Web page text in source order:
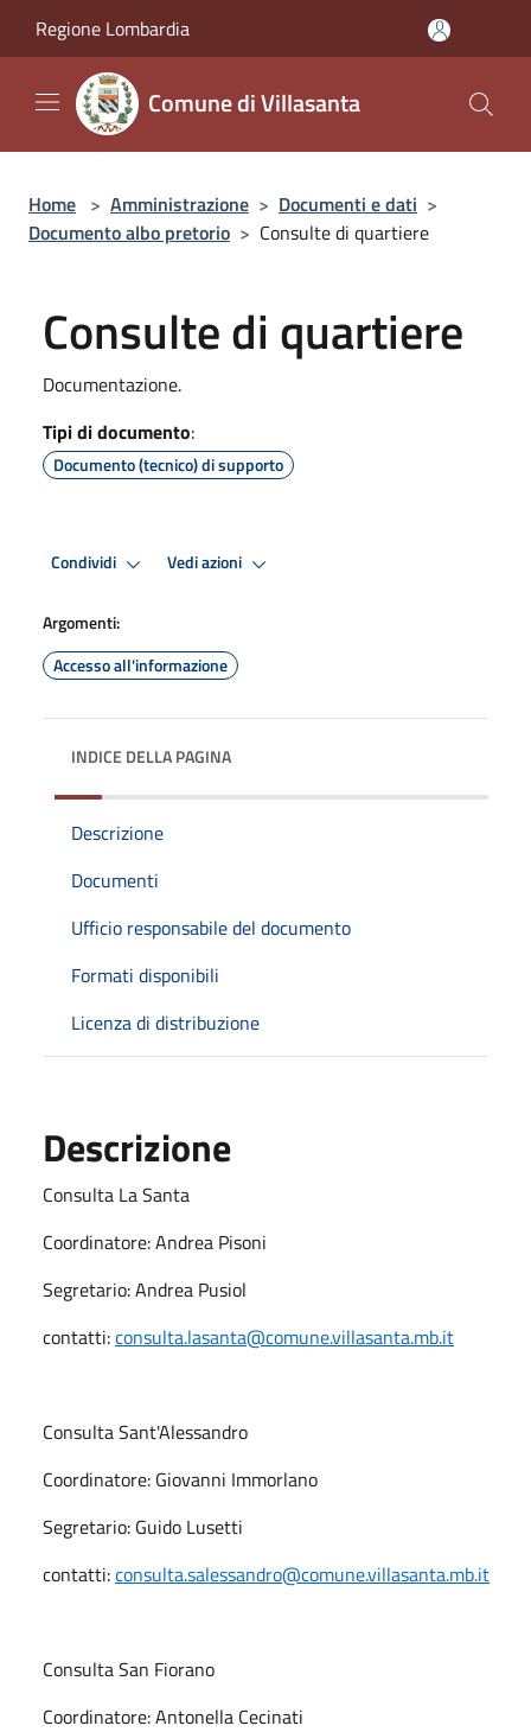
Regione Lombardia
Comune di Villasanta
Home > Amministrazione > Documenti e dati >
Documento albo pretorio > Consulte di quartiere
Consulte di quartiere
Documentazione.
Tipi di documento:
Documento (tecnico) di supporto
Condividi Vedi azioni
Argomenti:
Accesso all'informazione
INDICE DELLA PAGINA
Descrizione
Documenti
Ufficio responsabile del documento
Formati disponibili
Licenza di distribuzione
Descrizione
Consulta La Santa
Coordinatore: Andrea Pisoni
Segretario: Andrea Pusiol
contatti:consulta.lasanta@comune.villasanta.mb.it
Consulta Sant'Alessandro
Coordinatore: Giovanni Immorlano
Segretario: Guido Lusetti
contatti:consulta.salessandro@comune.villasanta.mb.it
Consulta San Fiorano
Coordinatore: Antonella Cecinati